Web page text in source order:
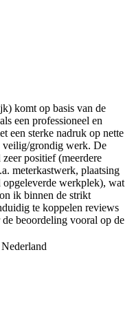
komt op basis van de
een professioneel en
een sterke nadruk op nette
veilig/grondig werk. De
positief (meerdere
meterkastwerk, plaatsing
opgeleverde werkplek), wat
ik binnen de strikt
te koppelen reviews
beoordeling vooral op de